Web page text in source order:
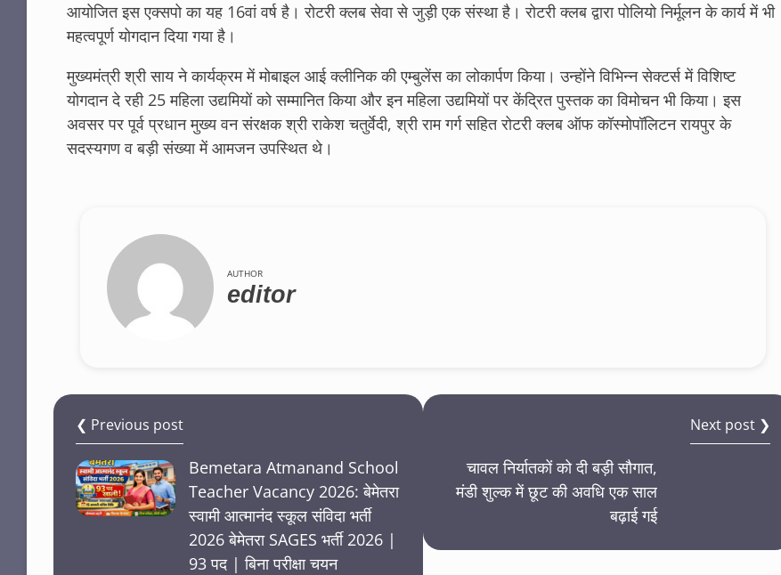
आयोजित इस एक्सपो का यह 16वां वर्ष है। रोटरी क्लब सेवा से जुड़ी एक संस्था है। रोटरी क्लब द्वारा पोलियो निर्मूलन के कार्य में भी
महत्वपूर्ण योगदान दिया गया है।
मुख्यमंत्री श्री साय ने कार्यक्रम में मोबाइल आई क्लीनिक की एम्बुलेंस का लोकार्पण किया। उन्होंने विभिन्न सेक्टर्स में विशिष्ट
योगदान दे रही 25 महिला उद्यमियों को सम्मानित किया और इन महिला उद्यमियों पर केंद्रित पुस्तक का विमोचन भी किया। इस
अवसर पर पूर्व प्रधान मुख्य वन संरक्षक श्री राकेश चतुर्वेदी, श्री राम गर्ग सहित रोटरी क्लब ऑफ कॉस्मोपॉलिटन रायपुर के
सदस्यगण व बड़ी संख्या में आमजन उपस्थित थे।
AUTHOR
editor
❮ Previous post
Bemetara Atmanand School
Teacher Vacancy 2026: बेमेतरा
स्वामी आत्मानंद स्कूल संविदा भर्ती
2026 बेमेतरा SAGES भर्ती 2026 |
93 पद | बिना परीक्षा चयन
Next post ❯
चावल निर्यातकों को दी बड़ी सौगात,
मंडी शुल्क में छूट की अवधि एक साल
बढ़ाई गई